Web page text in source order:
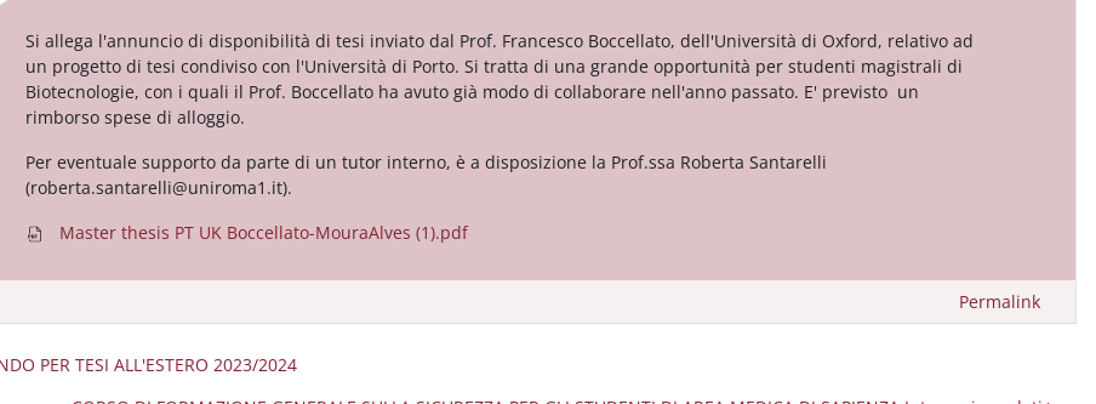
Si allega l'annuncio di disponibilità di tesi inviato dal Prof. Francesco Boccellato, dell'Università di Oxford, relativo ad
un progetto di tesi condiviso con l'Università di Porto. Si tratta di una grande opportunità per studenti magistrali di
Biotecnologie, con i quali il Prof. Boccellato ha avuto già modo di collaborare nell'anno passato. E' previsto un
rimborso spese di alloggio.
Per eventuale supporto da parte di un tutor interno, è a disposizione la Prof.ssa Roberta Santarelli
(roberta.santarelli@uniroma1.it).
Master thesis PT UK Boccellato-MouraAlves (1).pdf
Permalink
PER TESI ALL'ESTERO 2023/2024